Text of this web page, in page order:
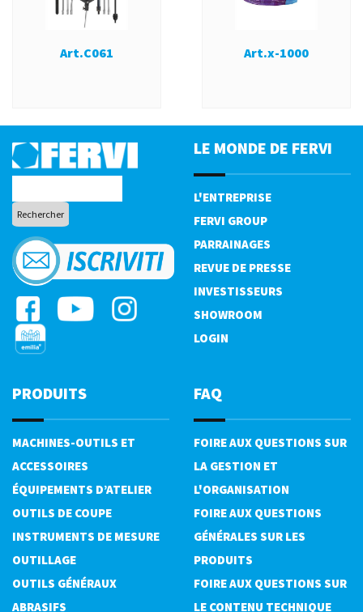
Art.C061 Art.x-1000
LE MONDE DE FERVI
L'ENTREPRISE
FERVI GROUP
PARRAINAGES
REVUE DE PRESSE
INVESTISSEURS
SHOWROOM
LOGIN
PRODUITS
MACHINES-OUTILS ET
ACCESSOIRES
ÉQUIPEMENTS D’ATELIER
OUTILS DE COUPE
INSTRUMENTS DE MESURE
OUTILLAGE
OUTILS GÉNÉRAUX
ABRASIFS
FAQ
FOIRE AUX QUESTIONS SUR
LA GESTION ET
L'ORGANISATION
FOIRE AUX QUESTIONS
GÉNÉRALES SUR LES
PRODUITS
FOIRE AUX QUESTIONS SUR
LE CONTENU TECHNIQUE